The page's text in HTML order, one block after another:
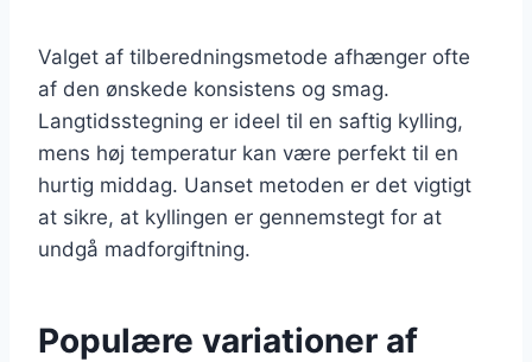
Valget af tilberedningsmetode afhænger ofte
af den ønskede konsistens og smag.
Langtidsstegning er ideel til en saftig kylling,
mens høj temperatur kan være perfekt til en
hurtig middag. Uanset metoden er det vigtigt
at sikre, at kyllingen er gennemstegt for at
undgå madforgiftning.
Populære variationer af